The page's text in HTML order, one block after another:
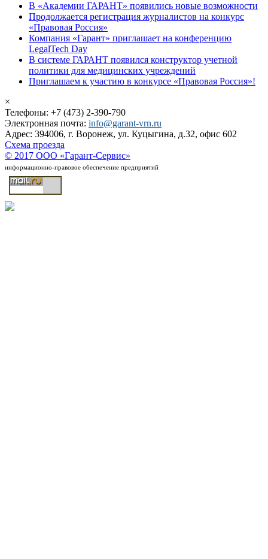
В «Академии ГАРАНТ» появились новые возможности
Продолжается регистрация журналистов на конкурс
«Правовая Россия»
Компания «Гарант» приглашает на конференцию
LegalTech Day
В системе ГАРАНТ появился конструктор учетной
политики для медицинских учреждений
Приглашаем к участию в конкурсе «Правовая Россия»!
×
Телефоны: +7 (473) 2-390-790
Электронная почта: info@garant-vrn.ru
Адрес: 394006, г. Воронеж, ул. Куцыгина, д.32, офис 602
Схема проезда
© 2017 ООО «Гарант-Сервис»
информационно-правовое обеспечение предприятий